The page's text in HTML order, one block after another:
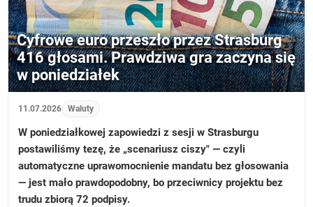
Cyfrowe euro przeszło przez Strasburg
416 głosami. Prawdziwa gra zaczyna się
w poniedziałek
11.07.2026 Waluty
W poniedziałkowej zapowiedzi z sesji w Strasburgu
postawiliśmy tezę, że „scenariusz ciszy" — czyli
automatyczne uprawomocnienie mandatu bez głosowania
— jest mało prawdopodobny, bo przeciwnicy projektu bez
trudu zbiorą 72 podpisy.